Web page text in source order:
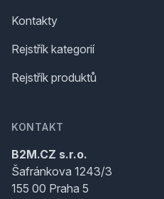
Kontakty
Rejstřík kategorií
Rejstřík produktů
KONTAKT
B2M.CZ s.r.o.
Šafránkova 1243/3
155 00 Praha 5